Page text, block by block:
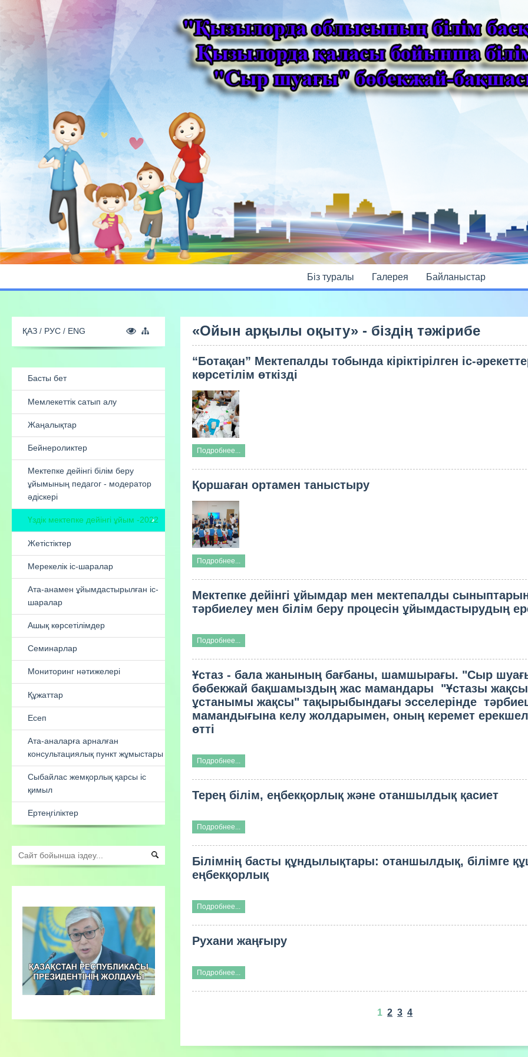
Бiз туралы Галерея Байланыстар
ҚАЗ РУС ENG
Басты бет
Мемлекеттік сатып алу
Жаңалықтар
Бейнероликтер
Мектепке дейінгі білім беру
Үздік мектепке дейінгі ұйым -2022
Жетістіктер
Мерекелік іс-шаралар
Ата-анамен ұйымдастырылған іс-
шаралар
Ашық көрсетілімдер
Семинарлар
Мониторинг нәтижелері
Құжаттар
Есеп
Ата-аналарға арналған
Сыбайлас жемқорлық қарсы іс
«Ойын арқылы оқыту» - біздің тәжірибе
“Ботақан” Мектепалды тобында кіріктірілген іс-
көрсетілім өткізді
Подробнее...
Қоршаған ортамен таныстыру
Подробнее...
Мектепке дейінгі ұйымдар мен мектепалды
тәрбиелеу мен білім беру процесiн ұйымдастырудың
Подробнее...
Ұстаз - бала жанының бағбаны, шамшырағы. "Сыр
бөбекжай бақшамыздың жас мамандары "Ұстазы
ұстанымы жақсы" тақырыбындағы эсселерінде
мамандығына келу жолдарымен, оның керемет
өтті
Подробнее...
Терең білім, еңбекқорлық және отаншылдық қасиет
Подробнее...
Білімнің басты құндылықтары: отаншылдық, білімге
еңбекқорлық
Подробнее...
Рухани жаңғыру
Подробнее...
1 2 3 4